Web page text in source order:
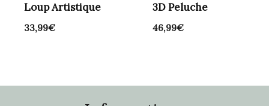
Loup Artistique
33,99€
3D Peluche
46,99€